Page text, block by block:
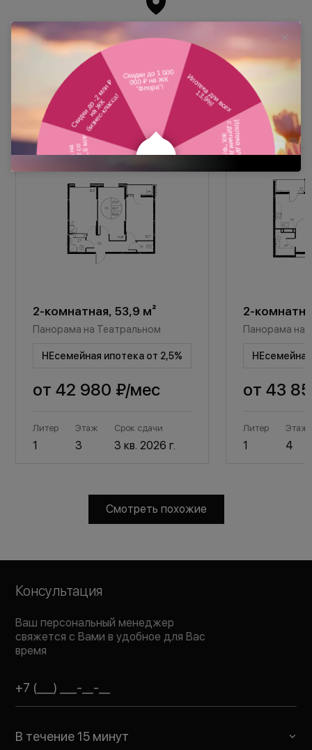
Похожие планировки
2-комнатная, 53,9 м²
Панорама на Театральном
НЕсемейная ипотека от 2,5%
от42 980 ₽/мес
Литер
1
Этаж
3
Срок сдачи
3 кв. 2026 г.
2-
Панорама на
от43
Литер
1
Этаж
4
Смотреть похожие
Консультация
Ваш персональный менеджер
свяжется с Вами в удобное для Вас
время
В течение 15 минут